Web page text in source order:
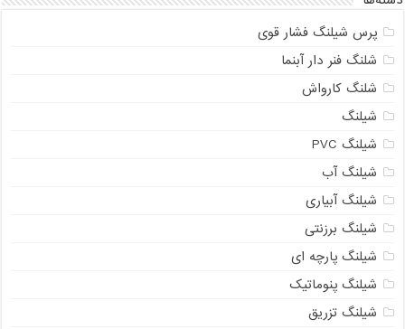
پرس شیلنگ فشار قوی
شلنگ فنر دار آبنما
شلنگ کارواش
شیلنگ
شیلنگ PVC
شیلنگ آب
شیلنگ آبیاری
شیلنگ برزنتی
شیلنگ پارچه ای
شیلنگ پنوماتیک
شیلنگ تزریق